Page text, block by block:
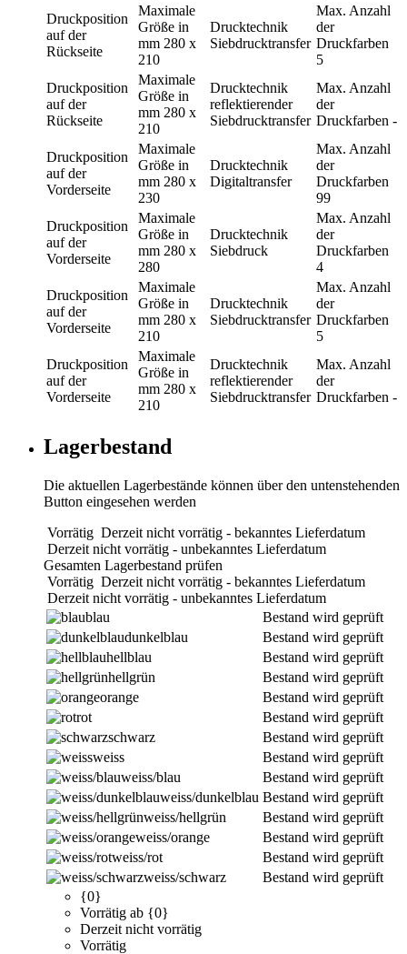
Druckposition
auf der
Rückseite
Maximale
Größe in
mm 280 x
210
Drucktechnik
Siebdrucktransfer
Max. Anzahl
der
Druckfarben
5
Druckposition
auf der
Rückseite
Maximale
Größe in
mm 280 x
210
Drucktechnik
reflektierender
Siebdrucktransfer
Max. Anzahl
der
Druckfarben -
Druckposition
auf der
Vorderseite
Maximale
Größe in
mm 280 x
230
Drucktechnik
Digitaltransfer
Max. Anzahl
der
Druckfarben
99
Druckposition
auf der
Vorderseite
Maximale
Größe in
mm 280 x
280
Drucktechnik
Siebdruck
Max. Anzahl
der
Druckfarben
4
Druckposition
auf der
Vorderseite
Maximale
Größe in
mm 280 x
210
Drucktechnik
Siebdrucktransfer
Max. Anzahl
der
Druckfarben
5
Druckposition
auf der
Vorderseite
Maximale
Größe in
mm 280 x
210
Drucktechnik
reflektierender
Siebdrucktransfer
Max. Anzahl
der
Druckfarben -
Lagerbestand
Die aktuellen Lagerbestände können über den untenstehenden
Button eingesehen werden
Vorrätig Derzeit nicht vorrätig - bekanntes Lieferdatum
Derzeit nicht vorrätig - unbekanntes Lieferdatum
Gesamten Lagerbestand prüfen
Vorrätig Derzeit nicht vorrätig - bekanntes Lieferdatum
Derzeit nicht vorrätig - unbekanntes Lieferdatum
blau
Bestand wird geprüft
dunkelblau
Bestand wird geprüft
hellblau
Bestand wird geprüft
hellgrün
Bestand wird geprüft
orange
Bestand wird geprüft
rot
Bestand wird geprüft
schwarz
Bestand wird geprüft
weiss
Bestand wird geprüft
weiss/blau
Bestand wird geprüft
weiss/dunkelblau Bestand wird geprüft
weiss/hellgrün
Bestand wird geprüft
weiss/orange
Bestand wird geprüft
weiss/rot
Bestand wird geprüft
weiss/schwarz
Bestand wird geprüft
{0}
Vorrätig ab {0}
Derzeit nicht vorrätig
Vorrätig